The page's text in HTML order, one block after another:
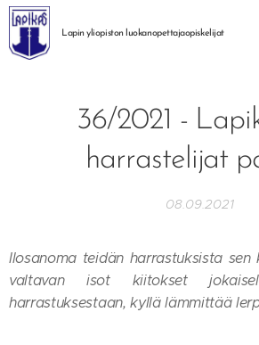
Lapin yliopiston luokanopettajaopiskelijat
36/2021 -
harrastelijat
08.09.2021
Ilosanoma teidän harrastuksista sen
valtavan isot kiitokset
harrastuksestaan, kyllä lämmittää